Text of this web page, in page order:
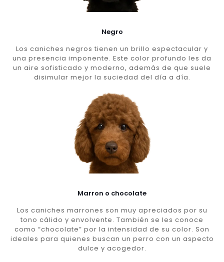
Negro
Los caniches negros tienen un brillo espectacular y
una presencia imponente. Este color profundo les da
un aire sofisticado y moderno, además de que suele
disimular mejor la suciedad del día a día.
Marron o chocolate
Los caniches marrones son muy apreciados por su
tono cálido y envolvente. También se les conoce
como “chocolate” por la intensidad de su color. Son
ideales para quienes buscan un perro con un aspecto
dulce y acogedor.